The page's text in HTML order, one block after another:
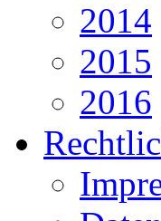
2014
2015
2016